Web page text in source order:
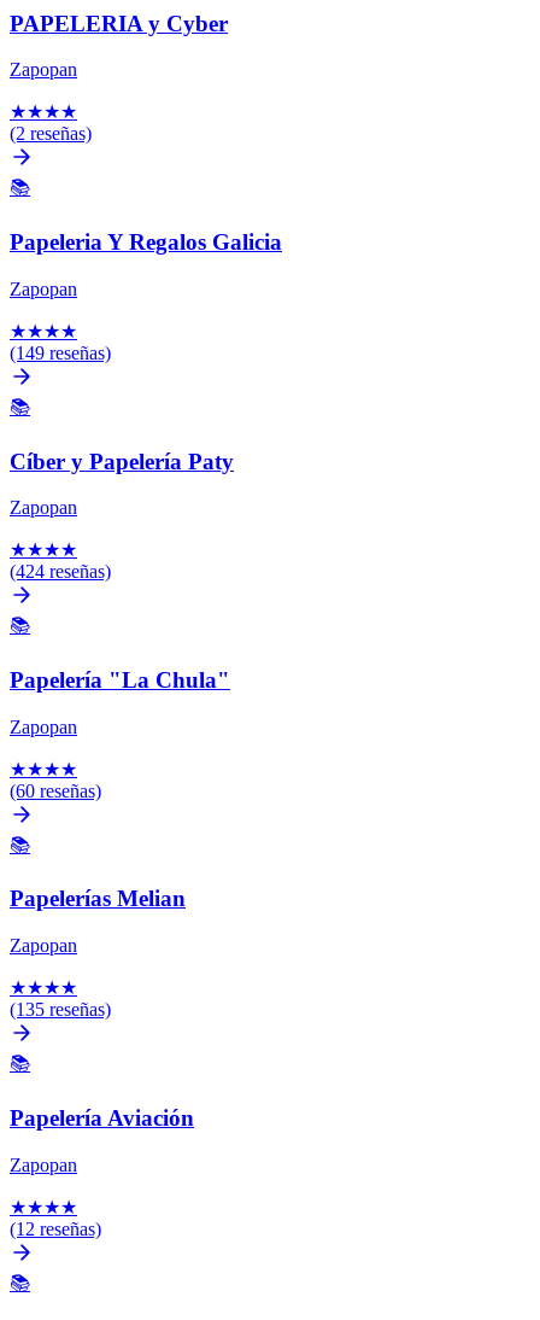
PAPELERIA y Cyber
Zapopan
★★★★
(2 reseñas)
📚
Papeleria Y Regalos Galicia
Zapopan
★★★★
(149 reseñas)
📚
Cíber y Papelería Paty
Zapopan
★★★★
(424 reseñas)
📚
Papelería "La Chula"
Zapopan
★★★★
(60 reseñas)
📚
Papelerías Melian
Zapopan
★★★★
(135 reseñas)
📚
Papelería Aviación
Zapopan
★★★★
(12 reseñas)
📚